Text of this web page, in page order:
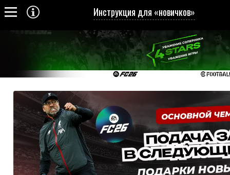
Инструкция для «новичков»